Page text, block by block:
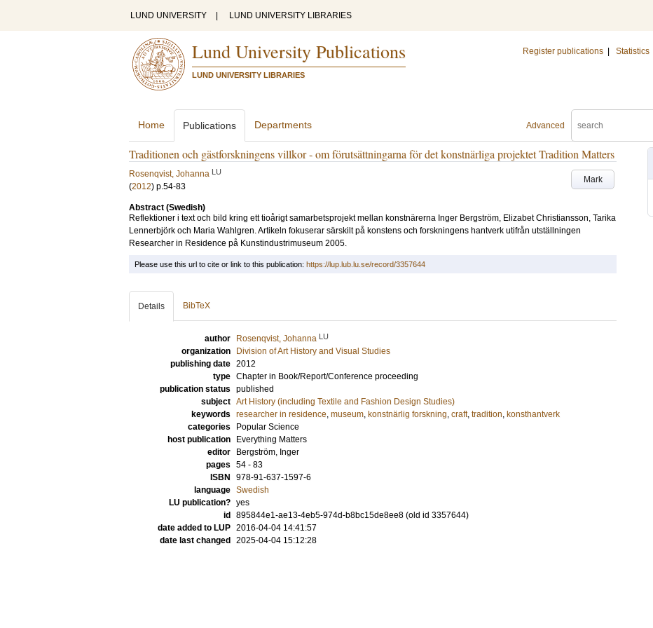
LUND UNIVERSITY LUND UNIVERSITY LIBRARIES
Lund University Publications
LUND UNIVERSITY LIBRARIES
Register publications Statistics
Advanced
Home Publications Departments
Traditionen och gästforskningens villkor - om förutsättningarna för det konstnärliga projektet Tradition Matters
Mark
Rosenqvist, Johanna LU
(2012) p.54-83
Abstract (Swedish)
Reflektioner i text och bild kring ett tioårigt samarbetsprojekt mellan konstnärerna Inger Bergström, Elizabet Christiansson, Tarika
Lennerbjörk och Maria Wahlgren. Artikeln fokuserar särskilt på konstens och forskningens hantverk utifrån utställningen
Researcher in Residence på Kunstindustrimuseum 2005.
Please use this url to cite or link to this publication: https://lup.lub.lu.se/record/3357644
Details BibTeX
author Rosenqvist, Johanna LU
organization
Division of Art History and Visual Studies
publishing date 2012
type Chapter in Book/Report/Conference proceeding
publication status published
subject Art History (including Textile and Fashion Design Studies)
keywords researcher in residence, museum, konstnärlig forskning, craft, tradition, konsthantverk
categories
Popular Science
host publication
Everything Matters
editor
Bergström, Inger
pages 54 - 83
ISBN
978-91-637-1597-6
language Swedish
LU publication? yes
id
895844e1-ae13-4eb5-974d-b8bc15de8ee8 (old id 3357644)
date added to LUP 2016-04-04 14:41:57
date last changed
2025-04-04 15:12:28